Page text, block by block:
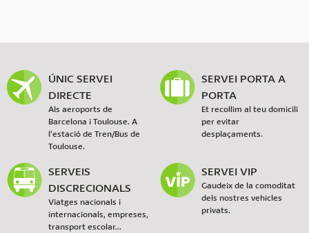
ÚNIC SERVEI
DIRECTE
Als aeroports de
Barcelona i Toulouse. A
l’estació de Tren/Bus de
Toulouse.
SERVEI PORTA A
PORTA
Et recollim al teu domicili
per evitar
desplaçaments.
SERVEIS
DISCRECIONALS
Viatges nacionals i
internacionals, empreses,
transport escolar...
SERVEI VIP
Gaudeix de la comoditat
dels nostres vehicles
privats.